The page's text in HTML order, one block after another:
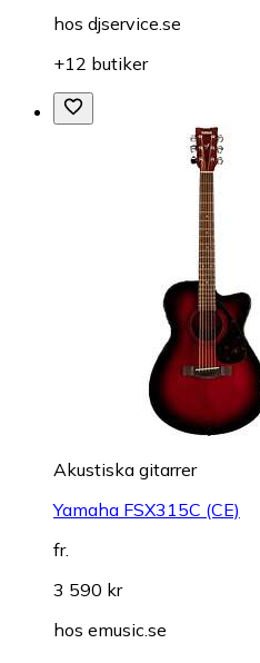
hos djservice.se
+12 butiker
Akustiska gitarrer
Yamaha FSX315C (CE)
fr.
3 590 kr
hos emusic.se